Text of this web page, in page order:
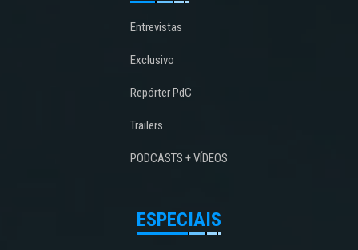
Entrevistas
Exclusivo
Repórter PdC
Trailers
PODCASTS + VÍDEOS
ESPECIAIS